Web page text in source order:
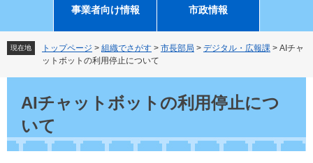
文
事業者向け情報 市政情報
現在地 トップページ > 組織でさがす > 市長部局 > デジタル・広報課 > AIチャ
ットボットの利用停止について
AIチャットボットの利用停止につ
いて